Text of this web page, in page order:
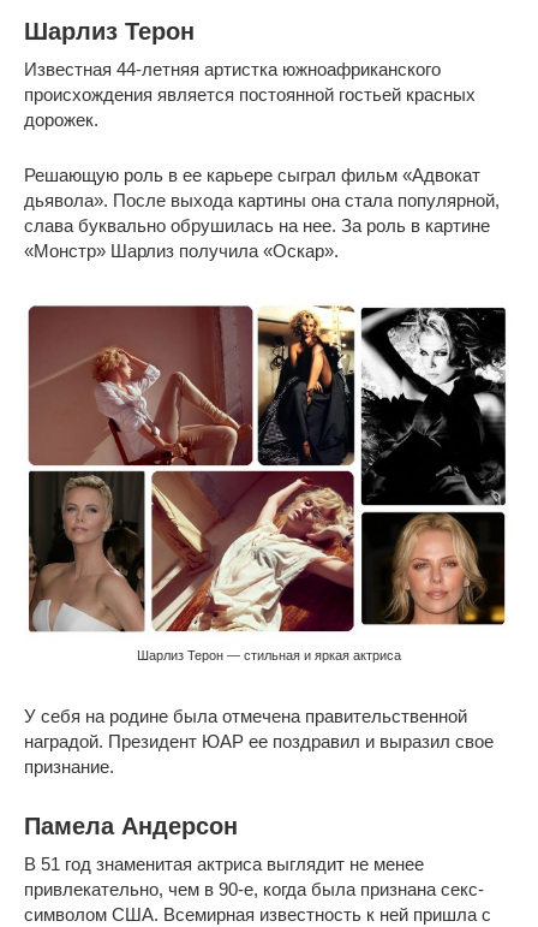
Шарлиз Терон
Известная 44-летняя артистка южноафриканского
происхождения является постоянной гостьей красных
дорожек.
Решающую роль в ее карьере сыграл фильм «Адвокат
дьявола». После выхода картины она стала популярной,
слава буквально обрушилась на нее. За роль в картине
«Монстр» Шарлиз получила «Оскар».
Шарлиз Терон — стильная и яркая актриса
У себя на родине была отмечена правительственной
наградой. Президент ЮАР ее поздравил и выразил свое
признание.
Памела Андерсон
В 51 год знаменитая актриса выглядит не менее
привлекательно, чем в 90-е, когда была признана секс-
символом США. Всемирная известность к ней пришла с